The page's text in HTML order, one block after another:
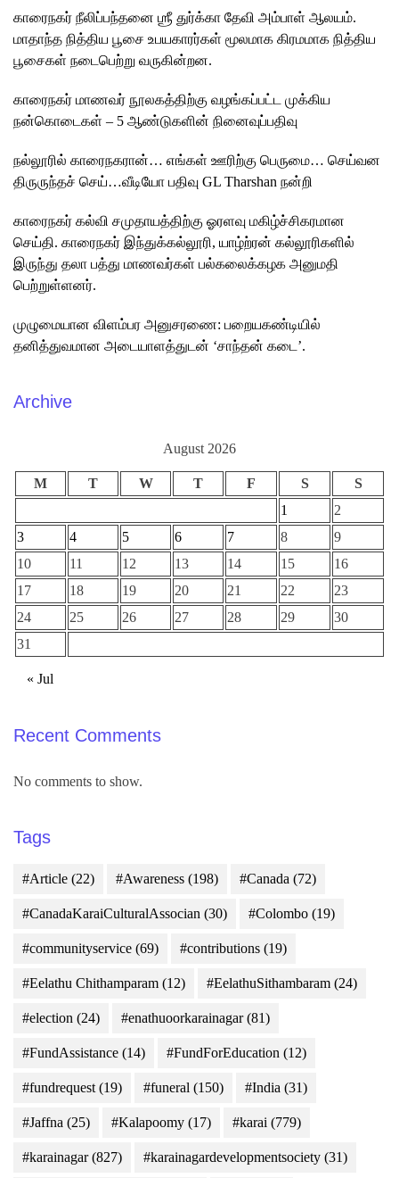
காரைநகர் நீலிப்பந்தனை ஶ்ரீ துர்க்கா தேவி அம்பாள் ஆலயம்.
மாதாந்த நித்திய பூசை உபயகாரர்கள் மூலமாக கிரமமாக நித்திய
பூசைகள் நடைபெற்று வருகின்றன.
காரைநகர் மாணவர் நூலகத்திற்கு வழங்கப்பட்ட முக்கிய
நன்கொடைகள் – 5 ஆண்டுகளின் நினைவுப்பதிவு
நல்லூரில் காரைநகரான்… எங்கள் ஊரிற்கு பெருமை… செய்வன
திருருந்தச் செய்…வீடியோ பதிவு GL Tharshan நன்றி
காரைநகர் கல்வி சமுதாயத்திற்கு ஓரளவு மகிழ்ச்சிகரமான
செய்தி. காரைநகர் இந்துக்கல்லூரி, யாழ்ற்ரன் கல்லூரிகளில்
இருந்து தலா பத்து மாணவர்கள் பல்கலைக்கழக அனுமதி
பெற்றுள்ளனர்.
முழுமையான விளம்பர அனுசரணை: பறையகண்டியில்
தனித்துவமான அடையாளத்துடன் ‘சாந்தன் கடை’.
Archive
August 2026
M T W T F S
S
1
2
3
4 5 6 7 8
9
10
11 12 13 14 15
16
17
18 19 20 21 22
23
24
25 26 27 28 29
30
31
« Jul
Recent Comments
No comments to show.
Tags
#Article (22) #Awareness (198) #Canada (72)
#CanadaKaraiCulturalAssocian (30) #Colombo (19)
#communityservice (69) #contributions (19)
#Eelathu Chithamparam (12) #EelathuSithambaram (24)
#election (24) #enathuoorkarainagar(81)
#FundAssistance (14) #FundForEducation (12)
#fundrequest (19) #funeral (150) #India (31)
#Jaffna (25) #Kalapoomy (17) #karai (779)
#karainagar(827) #karainagardevelopmentsociety (31)